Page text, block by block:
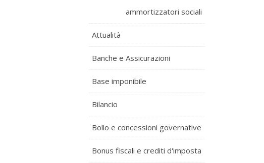
ammortizzatori sociali
Attualità
Banche e Assicurazioni
Base imponibile
Bilancio
Bollo e concessioni governative
Bonus fiscali e crediti d'imposta